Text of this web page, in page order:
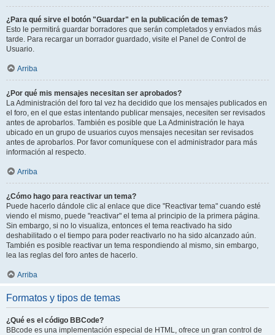
¿Para qué sirve el botón "Guardar" en la publicación de temas?
Esto le permitirá guardar borradores que serán completados y enviados más
tarde. Para recargar un borrador guardado, visite el Panel de Control de
Usuario.
Arriba
¿Por qué mis mensajes necesitan ser aprobados?
La Administración del foro tal vez ha decidido que los mensajes publicados en
el foro, en el que estas intentando publicar mensajes, necesiten ser revisados
antes de aprobarlos. También es posible que La Administración le haya
ubicado en un grupo de usuarios cuyos mensajes necesitan ser revisados
antes de aprobarlos. Por favor comuníquese con el administrador para más
información al respecto.
Arriba
¿Cómo hago para reactivar un tema?
Puede hacerlo dándole clic al enlace que dice "Reactivar tema" cuando esté
viendo el mismo, puede "reactivar" el tema al principio de la primera página.
Sin embargo, si no lo visualiza, entonces el tema reactivado ha sido
deshabilitado o el tiempo para poder reactivarlo no ha sido alcanzado aún.
También es posible reactivar un tema respondiendo al mismo, sin embargo,
lea las reglas del foro antes de hacerlo.
Arriba
Formatos y tipos de temas
¿Qué es el código BBCode?
BBcode es una implementación especial de HTML, ofrece un gran control de